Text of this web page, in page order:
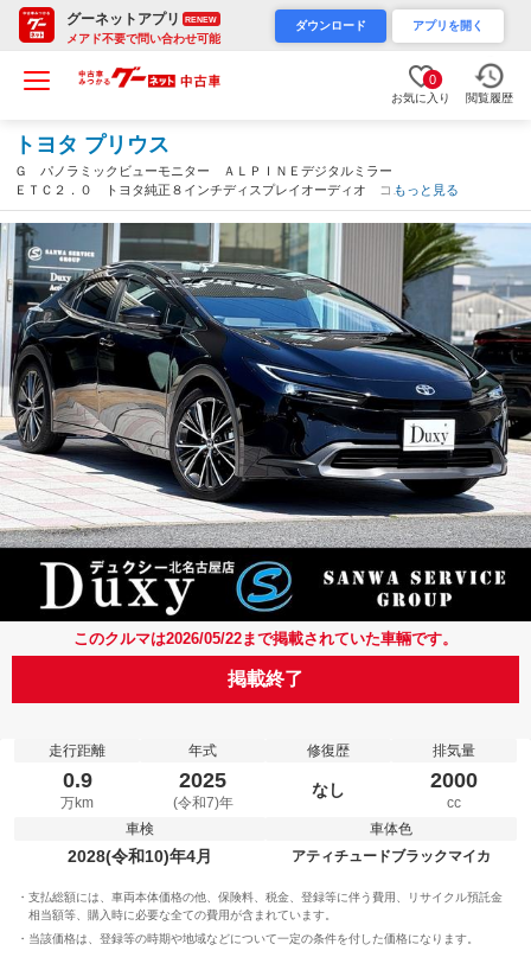
グーネットアプリ RENEW
メアド不要で問い合わせ可能
ダウンロード アプリを開く
0
お気に入り 閲覧履歴
トヨタ プリウス
Ｇ パノラミックビューモニター ＡＬＰＩＮＥデジタルミラー
ＥＴＣ２．０ トヨタ純正８インチディスプレイオーディオ コネ
クテッドナビ シーヒーター ドライブレコーダー １９インチＡ
Ｗ セーフティーセンス（愛知県）
もっと見る
このクルマは2026/05/22まで掲載されていた車輛です。
掲載終了
走行距離
0.9
万km
年式
2025
(令和7)年
修復歴
なし
排気量
2000
cc
車検
2028(令和10)年4月
車体色
アティチュードブラックマイカ
支払総額には、車両本体価格の他、保険料、税金、登録等に伴う費用、リサイクル預託金
相当額等、購入時に必要な全ての費用が含まれています。
当該価格は、登録等の時期や地域などについて一定の条件を付した価格になります。